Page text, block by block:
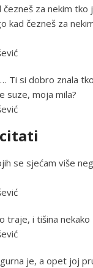
čezneš za nekim tko
kad čezneš za
Ti si dobro znala
suze, moja mila?
se sjećam više
traje, i tišina nekako
je, a opet joj